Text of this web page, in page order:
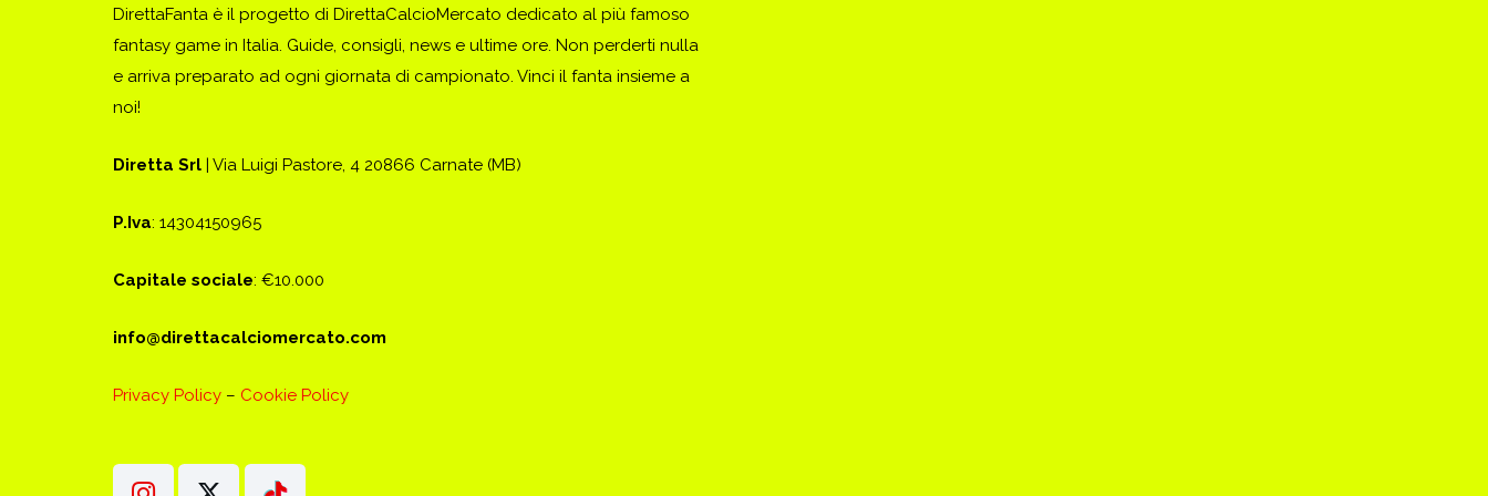
DirettaFanta è il progetto di DirettaCalcioMercato dedicato al più famoso
fantasy game in Italia. Guide, consigli, news e ultime ore. Non perderti nulla
e arriva preparato ad ogni giornata di campionato. Vinci il fanta insieme a
noi!
Diretta Srl | Via Luigi Pastore, 4 20866 Carnate (MB)
P.Iva: 14304150965
Capitale sociale: €10.000
info@direttacalciomercato.com
Privacy Policy – Cookie Policy